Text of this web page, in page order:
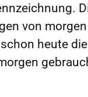
von
heute